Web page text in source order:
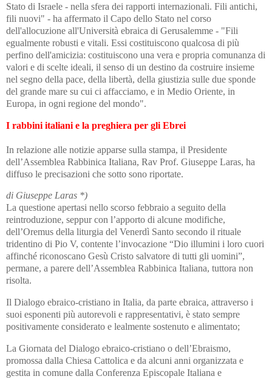
Stato di Israele - nella sfera dei rapporti internazionali. Fili antichi,
fili nuovi" - ha affermato il Capo dello Stato nel corso
dell'allocuzione all'Università ebraica di Gerusalemme - "Fili
egualmente robusti e vitali. Essi costituiscono qualcosa di più
perfino dell'amicizia: costituiscono una vera e propria comunanza di
valori e di scelte ideali, il senso di un destino da costruire insieme
nel segno della pace, della libertà, della giustizia sulle due sponde
del grande mare su cui ci affacciamo, e in Medio Oriente, in
Europa, in ogni regione del mondo".
I rabbini italiani e la preghiera per gli Ebrei
In relazione alle notizie apparse sulla stampa, il Presidente
dell’Assemblea Rabbinica Italiana, Rav Prof. Giuseppe Laras, ha
diffuso le precisazioni che sotto sono riportate.
di Giuseppe Laras *)
La questione apertasi nello scorso febbraio a seguito della
reintroduzione, seppur con l’apporto di alcune modifiche,
dell’Oremus della liturgia del Venerdì Santo secondo il rituale
tridentino di Pio V, contente l’invocazione “Dio illumini i loro cuori
affinché riconoscano Gesù Cristo salvatore di tutti gli uomini”,
permane, a parere dell’Assemblea Rabbinica Italiana, tuttora non
risolta.
Il Dialogo ebraico-cristiano in Italia, da parte ebraica, attraverso i
suoi esponenti più autorevoli e rappresentativi, è stato sempre
positivamente considerato e lealmente sostenuto e alimentato;
La Giornata del Dialogo ebraico-cristiano o dell’Ebraismo,
promossa dalla Chiesa Cattolica e da alcuni anni organizzata e
gestita in comune dalla Conferenza Episcopale Italiana e